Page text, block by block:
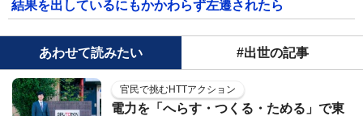
結果を出しているにもかかわらず左遷されたら
あわせて読みたい #出世の記事
官民で挑むHTTアクション
電力を「へらす・つくる・ためる」で東